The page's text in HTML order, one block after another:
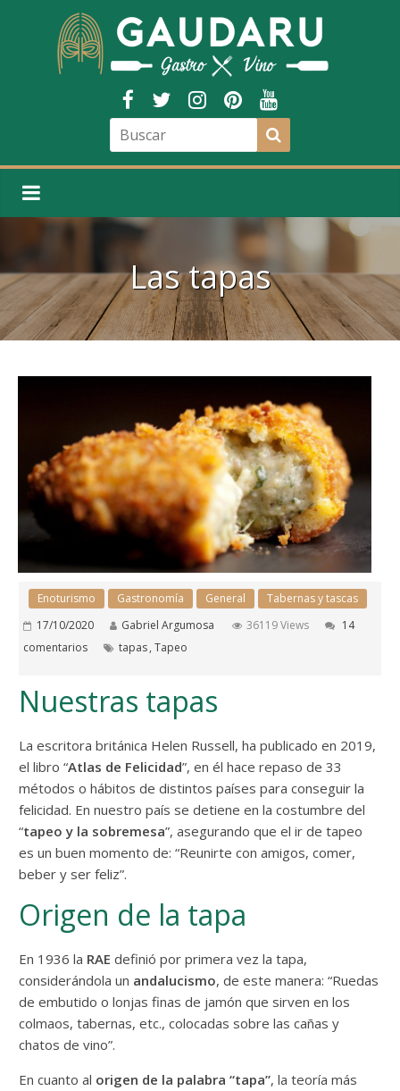
Las tapas
Enoturismo Gastronomía General
Tabernas y tascas
17/10/2020
Gabriel Argumosa 36119 Views
14
comentarios
tapas,Tapeo
Nuestras tapas
La escritora británica Helen Russell, ha publicado en 2019,
el libro “Atlas de Felicidad”, en él hace repaso de 33
métodos o hábitos de distintos países para conseguir la
felicidad. En nuestro país se detiene en la costumbre del
“tapeo y la sobremesa”, asegurando que el ir de tapeo
es un buen momento de: “Reunirte con amigos, comer,
beber y ser feliz”.
Origen de la tapa
En 1936 la RAEdefinió por primera vez la tapa,
considerándola un andalucismo, de este manera: “Ruedas
de embutido o lonjas finas de jamón que sirven en los
colmaos, tabernas, etc., colocadas sobre las cañas y
chatos de vino”.
En cuanto al origen de la palabra “tapa”, la teoría más